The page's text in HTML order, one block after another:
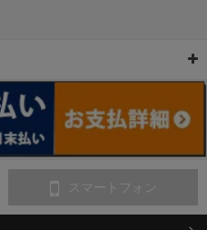
ンス
スマートフォン